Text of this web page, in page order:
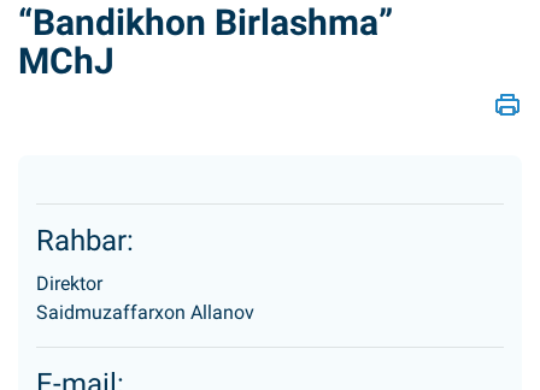
“Bandikhon Birlashma”
MChJ
Rahbar:
Direktor
Saidmuzaffarxon Allanov